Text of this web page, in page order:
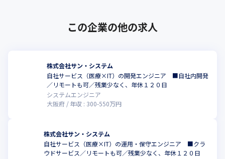
える施設への導入実績（2024年4月時点）があり、医療機関向け
物流管理システムとしては業界トップクラスのシェアを誇りま
新機能、新製品・サービスを継続的に開発し、事業拡大を図って
この企業の他の求人
株式会社サン・システム
自社サービス（医療×IT）の開発エンジニア ■自社内開発
／リモートも可／残業少なく、年休１２０日
システムエンジニア
大阪府
年収 : 300-550万円
株式会社サン・システム
自社サービス（医療×IT）の運用・保守エンジニア ■クラ
ウドサービス／リモートも可／残業少なく、年休１２０日